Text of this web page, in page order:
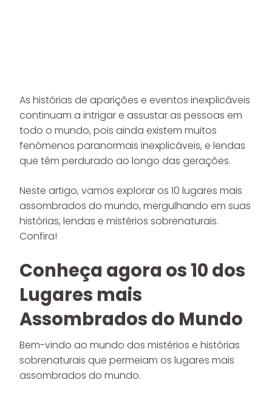
As histórias de aparições e eventos inexplicáveis
continuam a intrigar e assustar as pessoas em
todo o mundo, pois ainda existem muitos
fenômenos paranormais inexplicáveis, e lendas
que têm perdurado ao longo das gerações.
Neste artigo, vamos explorar os 10 lugares mais
assombrados do mundo, mergulhando em suas
histórias, lendas e mistérios sobrenaturais.
Confira!
Conheça agora os 10 dos
Lugares mais
Assombrados do Mundo
Bem-vindo ao mundo dos mistérios e histórias
sobrenaturais que permeiam os lugares mais
assombrados do mundo.